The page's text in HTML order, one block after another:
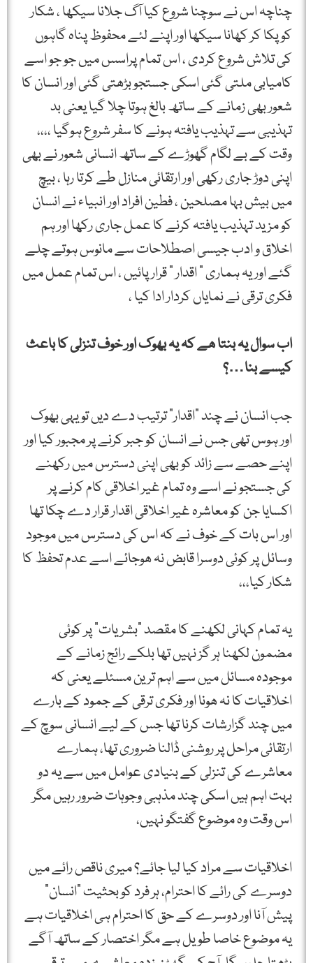
چناچہ اس نے سوچنا شروع کیا آگ جلانا سیکھا ، شکار
کو پکا کر کھانا سیکھا اور اپنے لئے محفوظ پناہ گاہوں
کی تلاش شروع کردی ، اس تمام پراسس میں جو جو اسے
کامیابی ملتی گئی اسکی جستجو بڑھتی گئی اور انسان کا
شعور بھی زمانے کے ساتھ بالغ ہوتا چلا گیا یعنی بد
تہذیبی سے تہذیب یافتہ ہونے کا سفر شروع ہوگیا ،،،،
وقت کے بے لگام گھوڑے کے ساتھ انسانی شعور نے بھی
اپنی دوڑ جاری رکھی اور ارتقائی منازل طے کرتا رہا ، بیچ
میں بیش بہا مصلحین ، فطین افراد اور انبیاء نے انسان
کو مزید تہذیب یافتہ کرنے کا عمل جاری رکھا اور ہم
اخلاق و ادب جیسی اصطلاحات سے مانوس ہوتے چلے
گئے اور یہ ہماری ” اقدار ” قرار پائیں ، اس تمام عمل میں
فکری ترقی نے نمایاں کردار ادا کیا ،
اب سوال یہ بنتا ھے کہ یہ بھوک اور خوف تنزلی کا باعث
کیسے بنا…؟
جب انسان نے چند "اقدار” ترتیب دے دیں تو یہی بھوک
اور ہوس تھی جس نے انسان کو جبر کرنے پر مجبور کیا اور
اپنے حصے سے زائد کو بھی اپنی دسترس میں رکھنے
کی جستجو نے اسے وہ تمام غیر اخلاقی کام کرنے پر
اکسایا جن کو معاشرہ غیر اخلاقی اقدار قرار دے چکا تھا
اور اس بات کے خوف نے کہ اس کی دسترس میں موجود
وسائل پر کوئی دوسرا قابض نہ ھوجائے اسے عدم تحفظ کا
شکار کیا،،،
یہ تمام کہانی لکھنے کا مقصد "بشریات” پر کوئی
مضمون لکھنا ہر گز نہیں تھا بلکے رائج زمانے کے
موجودہ مسائل میں سے اہم ترین مسئلے یعنی کہ
اخلاقیات کا نہ ھونا اور فکری ترقی کے جمود کے بارے
میں چند گزارشات کرنا تھا جس کے لیے انسانی سوچ کے
ارتقائی مراحل پر روشنی ڈالنا ضروری تھا، ہمارے
معاشرے کی تنزلی کے بنیادی عوامل میں سے یہ دو
بہت اہم ہیں اسکی چند مذہبی وجوہات ضرور رہیں مگر
اس وقت وہ موضوع گفتگو نہیں،
اخلاقیات سے مراد کیا لیا جائے؟ میری ناقص رائے میں
دوسرے کی رائے کا احترام، ہر فرد کو بحثیت "انسان”
پیش آنا اور دوسرے کے حق کا احترام ہی اخلاقیات ہے
یہ موضوع خاصا طویل ہے مگر اختصار کے ساتھ آگے